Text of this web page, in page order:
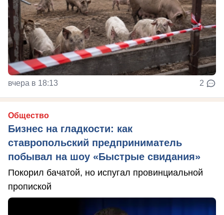
вчера в 18:13 2
Общество
Бизнес на гладкости: как
ставропольский предприниматель
побывал на шоу «Быстрые свидания»
Покорил бачатой, но испугал провинциальной
пропиской